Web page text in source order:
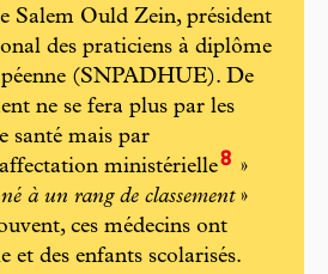
Salem Ould Zein, président
des praticiens à diplôme
(SNPADHUE). De
ne se fera plus par les
santé mais par
ministérielle8 »
à un rang de classement»
ces médecins ont
et des enfants scolarisés.